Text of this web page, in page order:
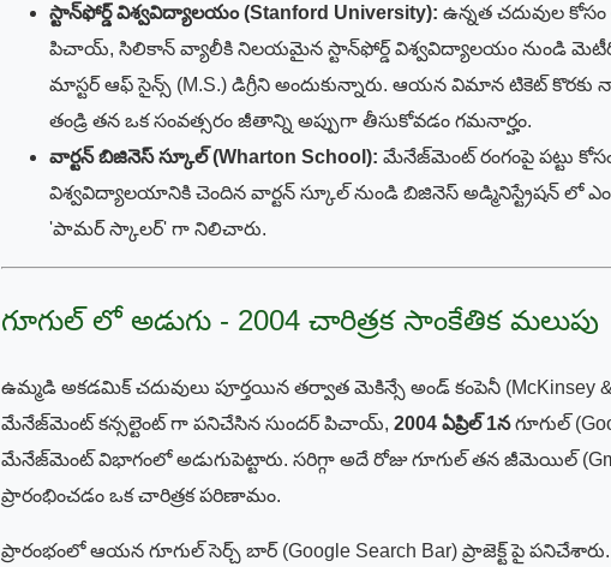
స్టాన్‌ఫోర్డ్ విశ్వవిద్యాలయం (Stanford University): ఉన్నత చదువుల
పిచాయ్, సిలికాన్ వ్యాలీకి నిలయమైన స్టాన్‌ఫోర్డ్ విశ్వవిద్యాలయం నుండి
మాస్టర్ ఆఫ్ సైన్స్ (M.S.) డిగ్రీని అందుకున్నారు. ఆయన విమాన టికెట్
తండ్రి తన ఒక సంవత్సరం జీతాన్ని అప్పుగా తీసుకోవడం గమనార్హం.
వార్టన్ బిజినెస్ స్కూల్ (Wharton School): మేనేజ్‌మెంట్ రంగంపై పట్టు
విశ్వవిద్యాలయానికి చెందిన వార్టన్ స్కూల్ నుండి బిజినెస్ అడ్మినిస్ట్రేషన్ లో
'పామర్ స్కాలర్' గా నిలిచారు.
గూగుల్ లో అడుగు - 2004 చారిత్రక సాంకేతిక మలుపు
ఉమ్మడి అకడమిక్ చదువులు పూర్తయిన తర్వాత మెకిన్సే అండ్ కంపెనీ (McKinsey
మేనేజ్‌మెంట్ కన్సల్టెంట్ గా పనిచేసిన సుందర్ పిచాయ్, 2004 ఏప్రిల్ 1నగూగుల్
మేనేజ్‌మెంట్ విభాగంలో అడుగుపెట్టారు. సరిగ్గా అదే రోజు గూగుల్ తన జీమెయిల్
ప్రారంభించడం ఒక చారిత్రక పరిణామం.
ప్రారంభంలో ఆయన గూగుల్ సెర్చ్ బార్ (Google Search Bar) ప్రాజెక్ట్ పై పనిచేశారు.